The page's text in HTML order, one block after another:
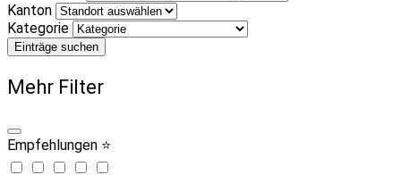
Kanton
Kategorie
Einträge suchen
Mehr Filter
Empfehlungen ⭐